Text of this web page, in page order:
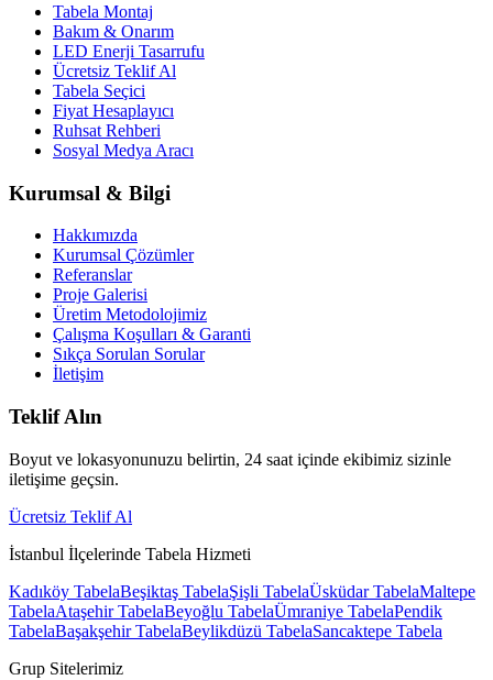
Tabela Montaj
Bakım & Onarım
LED Enerji Tasarrufu
Ücretsiz Teklif Al
Tabela Seçici
Fiyat Hesaplayıcı
Ruhsat Rehberi
Sosyal Medya Aracı
Kurumsal & Bilgi
Hakkımızda
Kurumsal Çözümler
Referanslar
Proje Galerisi
Üretim Metodolojimiz
Çalışma Koşulları & Garanti
Sıkça Sorulan Sorular
İletişim
Teklif Alın
Boyut ve lokasyonunuzu belirtin, 24 saat içinde ekibimiz sizinle
iletişime geçsin.
Ücretsiz Teklif Al
İstanbul İlçelerinde Tabela Hizmeti
Kadıköy TabelaBeşiktaş TabelaŞişli TabelaÜsküdarTabelaMaltepe
TabelaAtaşehirTabelaBeyoğlu TabelaÜmraniye TabelaPendik
TabelaBaşakşehirTabelaBeylikdüzü TabelaSancaktepe Tabela
Grup Sitelerimiz